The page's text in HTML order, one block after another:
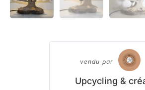
vendu par
Upcycling &